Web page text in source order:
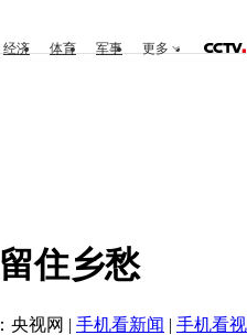
经济 体育 军事 更多
住乡愁
央视网 | 手机看新闻 | 手机看